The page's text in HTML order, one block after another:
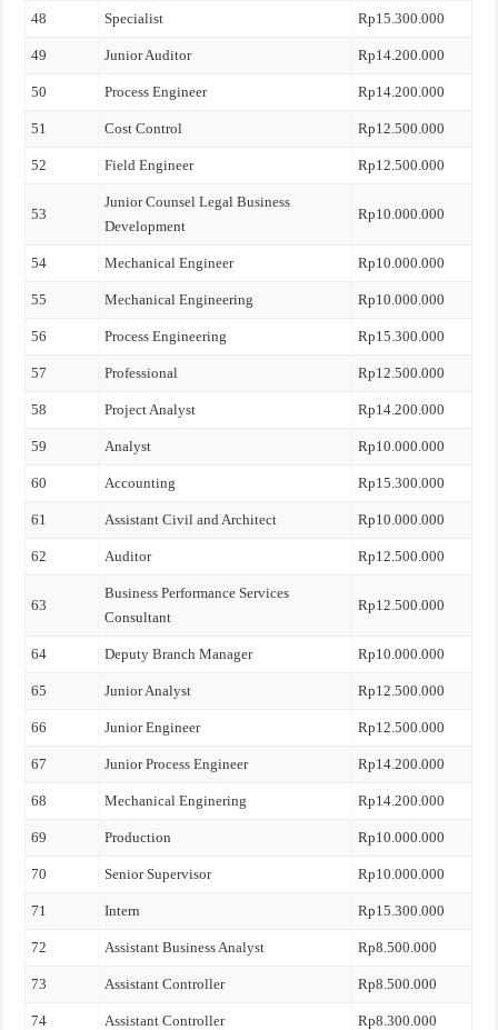
48 Specialist Rp15.300.000
49 Junior Auditor Rp14.200.000
50 Process Engineer Rp14.200.000
51 Cost Control Rp12.500.000
52 Field Engineer Rp12.500.000
53
Junior Counsel Legal Business
Development
Rp10.000.000
54 Mechanical Engineer Rp10.000.000
55 Mechanical Engineering Rp10.000.000
56 Process Engineering Rp15.300.000
57 Professional Rp12.500.000
58 Project Analyst Rp14.200.000
59 Analyst Rp10.000.000
60 Accounting Rp15.300.000
61 Assistant Civil and Architect Rp10.000.000
62 Auditor Rp12.500.000
63
Business Performance Services
Consultant
Rp12.500.000
64 Deputy Branch Manager Rp10.000.000
65 Junior Analyst Rp12.500.000
66 Junior Engineer Rp12.500.000
67 Junior Process Engineer Rp14.200.000
68 Mechanical Enginering Rp14.200.000
69 Production Rp10.000.000
70 Senior Supervisor Rp10.000.000
71 Intern Rp15.300.000
72 Assistant Business Analyst Rp8.500.000
73 Assistant Controller Rp8.500.000
74 Assistant Controller Rp8.300.000